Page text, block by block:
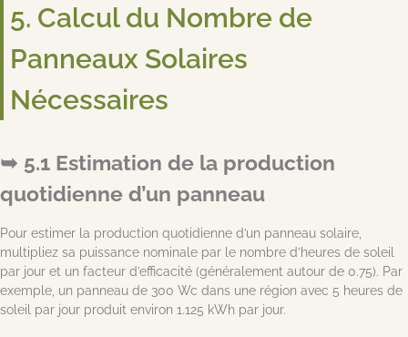
5. Calcul du Nombre de
Panneaux Solaires
Nécessaires
5.1 Estimation de la production
quotidienne d’un panneau
Pour estimer la production quotidienne d’un panneau solaire,
multipliez sa puissance nominale par le nombre d’heures de soleil
par jour et un facteur d’efficacité (généralement autour de 0.75). Par
exemple, un panneau de 300 Wc dans une région avec 5 heures de
soleil par jour produit environ 1.125 kWh par jour.